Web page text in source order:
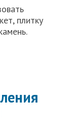
плитку